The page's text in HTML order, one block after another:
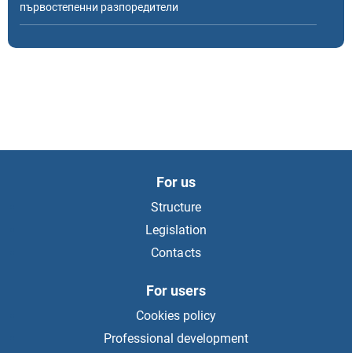
първостепенни разпоредители
първостепенни разпоредители
Финансови одити на ГФО за 2014 г. - централни
първостепенни разпоредители
For us
Structure
Legislation
Contacts
For users
Cookies policy
Professional development